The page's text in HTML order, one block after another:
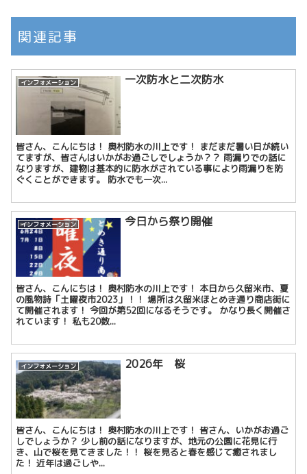
関連記事
インフォメーション 一次防水と二次防水
皆さん、こんにちは！ 奥村防水の川上です！ まだまだ暑い日が続い
てますが、皆さんはいかがお過ごしでしょうか？？ 雨漏りでの話に
なりますが、建物は基本的に防水がされている事により雨漏りを防
ぐくことができます。 防水でも一次...
インフォメーション 今日から祭り開催
皆さん、こんにちは！ 奥村防水の川上です！ 本日から久留米市、夏
の風物詩「土曜夜市2023」！！ 場所は久留米ほとめき通り商店街に
て開催されます！ 今回が第52回になるそうです。 かなり長く開催さ
れています！ 私も20数...
インフォメーション 2026年 桜
皆さん、こんにちは！ 奥村防水の川上です！ 皆さん、いかがお過ご
しでしょうか？ 少し前の話になりますが、地元の公園に花見に行
き、山で桜を見てきました！！ 桜を見ると春を感じて癒されまし
た！ 近年は過ごしや...